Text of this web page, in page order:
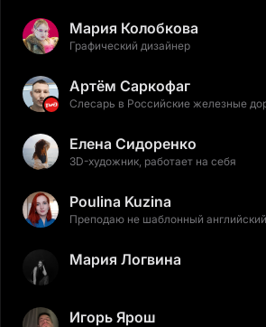
Мария Колобкова
Графический дизайнер
Артём Саркофаг
Слесарь в Российские железные
Елена Сидоренко
3D-художник, работает на себя
Poulina Kuzina
Преподаю не шаблонный английский
Мария Логвина
Игорь Ярош